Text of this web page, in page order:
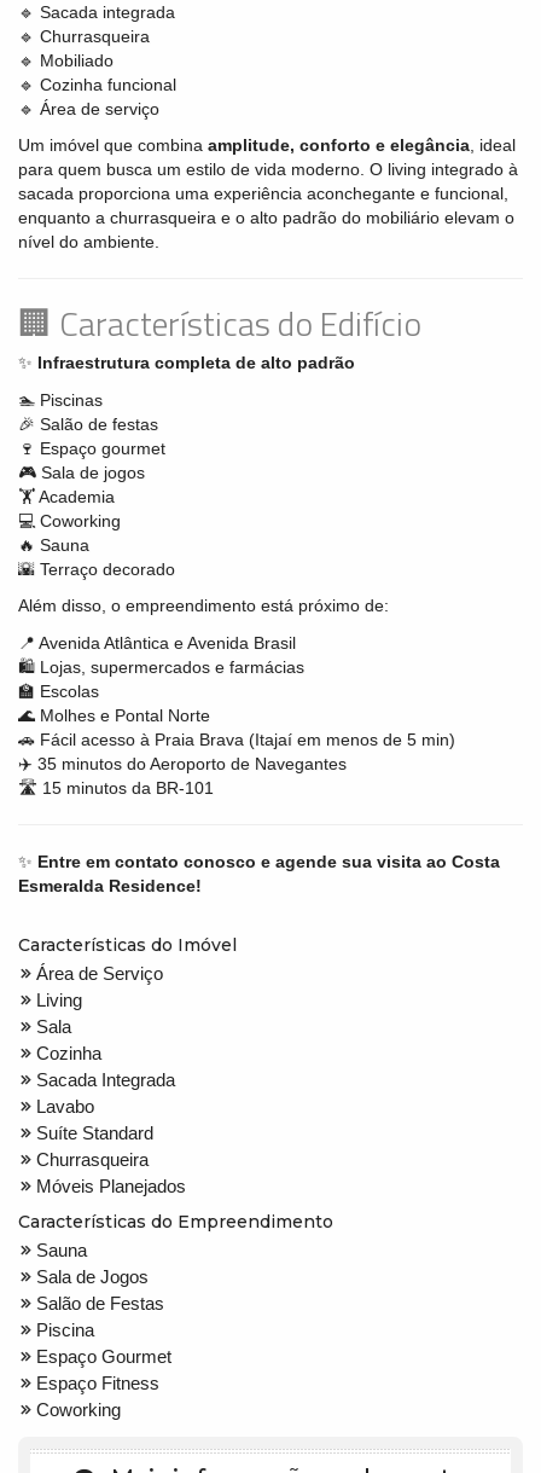
🔹 Sacada integrada
🔹 Churrasqueira
🔹 Mobiliado
🔹 Cozinha funcional
🔹 Área de serviço
Um imóvel que combina amplitude, conforto e elegância , ideal
para quem busca um estilo de vida moderno. O living integrado à
sacada proporciona uma experiência aconchegante e funcional,
enquanto a churrasqueira e o alto padrão do mobiliário elevam o
nível do ambiente.
🏢 Características do Edifício
✨ Infraestrutura completa de alto padrão
🏊 Piscinas
🎉 Salão de festas
🍷 Espaço gourmet
🎮 Sala de jogos
🏋️ Academia
💻 Coworking
🔥 Sauna
🌇 Terraço decorado
Além disso, o empreendimento está próximo de:
📍 Avenida Atlântica e Avenida Brasil
🛍️ Lojas, supermercados e farmácias
🏫 Escolas
🌊 Molhes e Pontal Norte
🚗 Fácil acesso à Praia Brava (Itajaí em menos de 5 min)
✈️ 35 minutos do Aeroporto de Navegantes
🛣️ 15 minutos da BR-101
✨ Entre em contato conosco e agende sua visita ao Costa
Esmeralda Residence!
Características do Imóvel
Área de Serviço
Living
Sala
Cozinha
Sacada Integrada
Lavabo
Suíte Standard
Churrasqueira
Móveis Planejados
Características do Empreendimento
Sauna
Sala de Jogos
Salão de Festas
Piscina
Espaço Gourmet
Espaço Fitness
Coworking